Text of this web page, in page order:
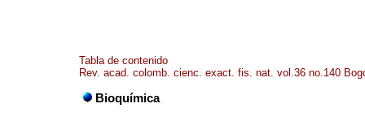
Tabla de contenido
Rev. acad. colomb. cienc. exact. fis. nat. vol.36 no.140
Bioquímica